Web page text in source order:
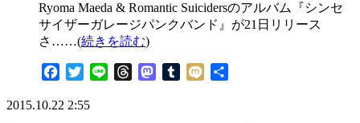
Ryoma Maeda & Romantic Suicidersのアルバム『シンセ
サイザーガレージパンクバンド』が21日リリース
さ……(続きを読む)
FacebookTwitterLine ThreadsMastodonTumblrMixi
2015.10.22 2:55